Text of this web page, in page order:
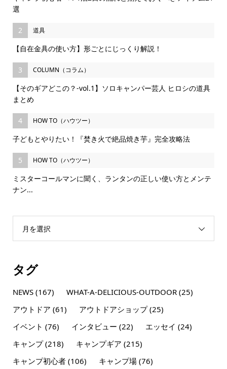
選
2 道具
【自在金具の使い方】形ごとにじっくり解説！
3 COLUMN（コラム）
【そのギアどこの？-vol.1】ソロキャンパー芸人 ヒロシの道具
まとめ
4 HOW TO（ハウツー）
子どもとやりたい！『焚き火で絶品焼き芋』完全攻略法
5 HOW TO（ハウツー）
ミスターコールマンに聞く、ランタンの正しい使い方とメンテ
ナン...
月を選択
タグ
NEWS(167) WHAT-A-DELICIOUS-OUTDOOR(25)
アウトドア (61) アウトドアショップ(25)
イベント (76) インタビュー (22) エッセイ (24)
キャンプ(218) キャンプギア (215)
キャンプ初心者(106) キャンプ場(76)